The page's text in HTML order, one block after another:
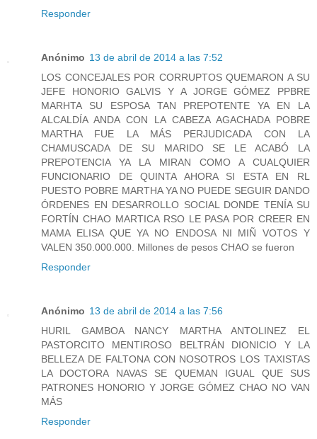
Responder
Anónimo 13 de abril de 2014 a las 7:52
LOS CONCEJALES POR CORRUPTOS QUEMARON A SU
JEFE HONORIO GALVIS Y A JORGE GÓMEZ PPBRE
MARHTA SU ESPOSA TAN PREPOTENTE YA EN LA
ALCALDÍA ANDA CON LA CABEZA AGACHADA POBRE
MARTHA FUE LA MÁS PERJUDICADA CON LA
CHAMUSCADA DE SU MARIDO SE LE ACABÓ LA
PREPOTENCIA YA LA MIRAN COMO A CUALQUIER
FUNCIONARIO DE QUINTA AHORA SI ESTA EN RL
PUESTO POBRE MARTHA YA NO PUEDE SEGUIR DANDO
ÓRDENES EN DESARROLLO SOCIAL DONDE TENÍA SU
FORTÍN CHAO MARTICA RSO LE PASA POR CREER EN
MAMA ELISA QUE YA NO ENDOSA NI MIÑ VOTOS Y
VALEN 350.000.000. Millones de pesos CHAO se fueron
Responder
Anónimo 13 de abril de 2014 a las 7:56
HURIL GAMBOA NANCY MARTHA ANTOLINEZ EL
PASTORCITO MENTIROSO BELTRÁN DIONICIO Y LA
BELLEZA DE FALTONA CON NOSOTROS LOS TAXISTAS
LA DOCTORA NAVAS SE QUEMAN IGUAL QUE SUS
PATRONES HONORIO Y JORGE GÓMEZ CHAO NO VAN
MÁS
Responder